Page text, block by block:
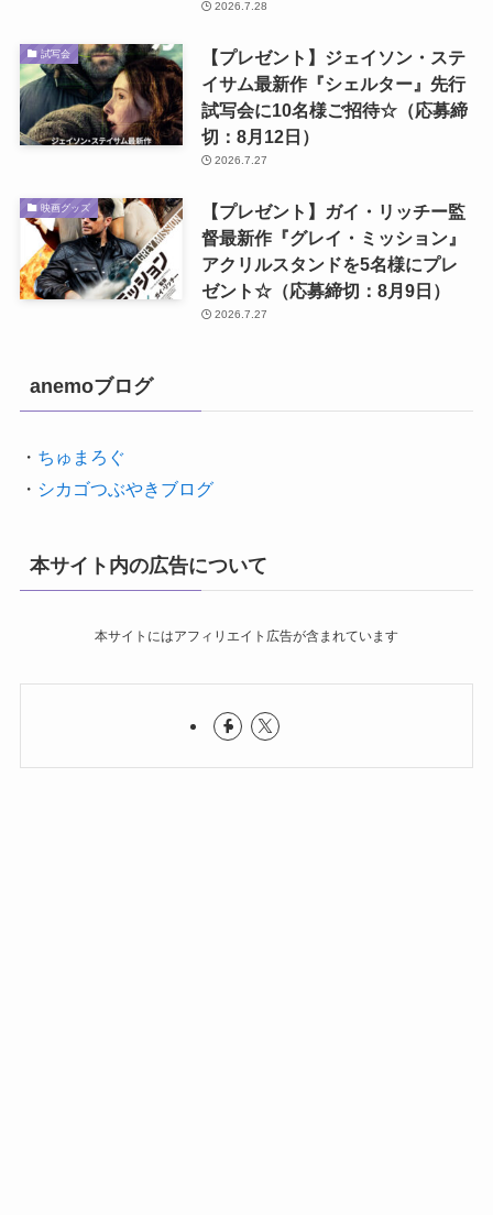
2026.7.28
試写会
【プレゼント】ジェイソン・ステ
イサム最新作『シェルター』先行
試写会に10名様ご招待☆（応募締
切：8月12日）
2026.7.27
映画グッズ
【プレゼント】ガイ・リッチー監
督最新作『グレイ・ミッション』
アクリルスタンドを5名様にプレ
ゼント☆（応募締切：8月9日）
2026.7.27
anemoブログ
・ ちゅまろぐ
・ シカゴつぶやきブログ
本サイト内の広告について
本サイトにはアフィリエイト広告が含まれています